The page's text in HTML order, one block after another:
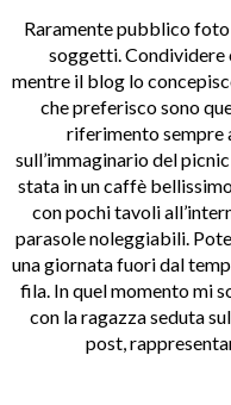
Raramente pubblico
soggetti. Condividere
mentre il blog lo
che preferisco sono
riferimento sempre
sull’immaginario del
stata in un caffè
con pochi tavoli
parasole noleggiabili.
una giornata fuori dal
fila. In quel momento mi
con la ragazza seduta
post,